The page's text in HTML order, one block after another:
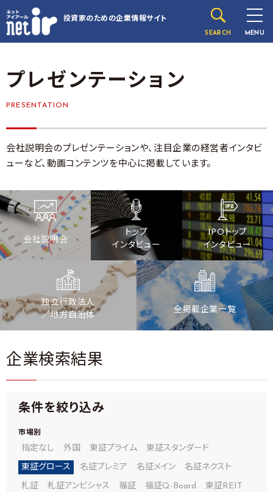
投資家のための企業情報サイト
SEARCH MENU
プレゼンテーション
PRESENTATION
会社説明会のプレゼンテーションや、注目企業の経営者インタビ
ューなど、動画コンテンツを中心に掲載しています。
会社説明会
トップ
インタビュー
IPOトップ
インタビュー
独立行政法人
／地方自治体
全掲載企業一覧
企業検索結果
条件を絞り込み
市場別
指定なし 外国 東証プライム 東証スタンダード
東証グロース 名証プレミア 名証メイン 名証ネクスト
札証 札証アンビシャス 福証 福証Q-Board 東証REIT